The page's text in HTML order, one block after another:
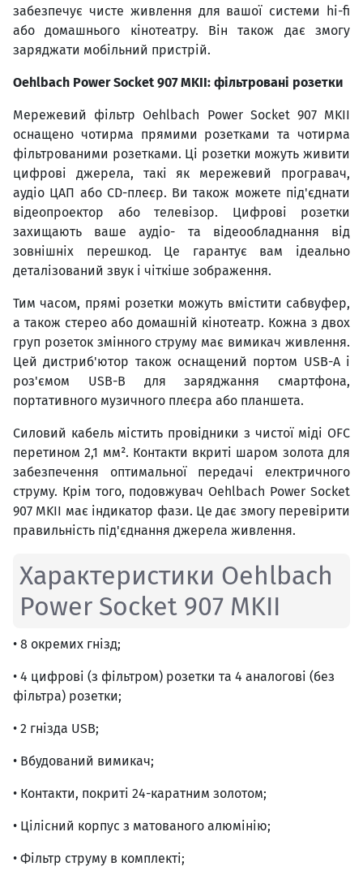
забезпечує чисте живлення для вашої системи hi-fi
або домашнього кінотеатру. Він також дає змогу
заряджати мобільний пристрій.
Oehlbach Power Socket 907 MKII: фільтровані розетки
Мережевий фільтр Oehlbach Power Socket 907 MKII
оснащено чотирма прямими розетками та чотирма
фільтрованими розетками. Ці розетки можуть живити
цифрові джерела, такі як мережевий програвач,
аудіо ЦАП або CD-плеєр. Ви також можете під'єднати
відеопроектор або телевізор. Цифрові розетки
захищають ваше аудіо- та відеообладнання від
зовнішніх перешкод. Це гарантує вам ідеально
деталізований звук і чіткіше зображення.
Тим часом, прямі розетки можуть вмістити сабвуфер,
а також стерео або домашній кінотеатр. Кожна з двох
груп розеток змінного струму має вимикач живлення.
Цей дистриб'ютор також оснащений портом USB-A і
роз'ємом USB-B для заряджання смартфона,
портативного музичного плеєра або планшета.
Силовий кабель містить провідники з чистої міді OFC
перетином 2,1 мм². Контакти вкриті шаром золота для
забезпечення оптимальної передачі електричного
струму. Крім того, подовжувач Oehlbach Power Socket
907 MKII має індикатор фази. Це дає змогу перевірити
правильність під'єднання джерела живлення.
Характеристики Oehlbach
Power Socket 907 MKII
• 8 окремих гнізд;
• 4 цифрові (з фільтром) розетки та 4 аналогові (без
фільтра) розетки;
• 2 гнізда USB;
• Вбудований вимикач;
• Контакти, покриті 24-каратним золотом;
• Цілісний корпус з матованого алюмінію;
• Фільтр струму в комплекті;